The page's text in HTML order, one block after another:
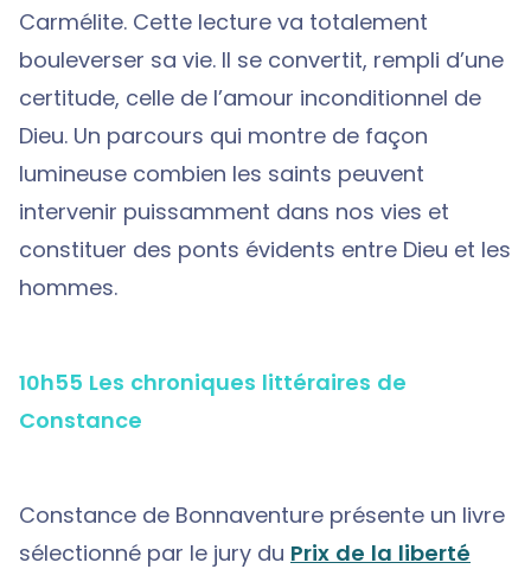
Carmélite. Cette lecture va totalement
bouleverser sa vie. Il se convertit, rempli d’une
certitude, celle de l’amour inconditionnel de
Dieu. Un parcours qui montre de façon
lumineuse combien les saints peuvent
intervenir puissamment dans nos vies et
constituer des ponts évidents entre Dieu et les
hommes.
10h55 Les chroniques littéraires de
Constance
Constance de Bonnaventure présente un livre
sélectionné par le jury du Prix de la liberté